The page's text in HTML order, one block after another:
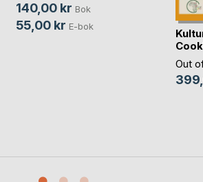
140,00 kr Bok
55,00 kr E-bok
Out